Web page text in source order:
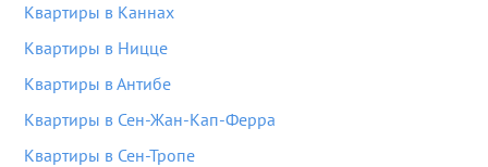
Квартиры в Каннах
Квартиры в Ницце
Квартиры в Антибе
Квартиры в Сен-Жан-Кап-Ферра
Квартиры в Сен-Тропе